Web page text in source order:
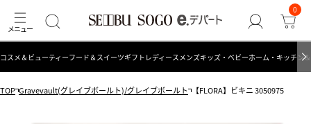
0
コスメ＆ビューティーフード＆スイーツギフト レディース メンズキッズ・ベビーホーム・キッチン
TOP Gravevault(グレイブボールト)/グレイブボールト 【FLORA】ビキニ 3050975